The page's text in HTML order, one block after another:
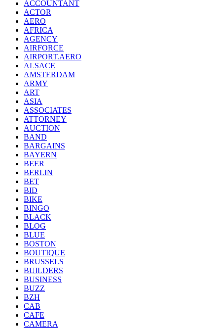
ACCOUNTANT
ACTOR
AERO
AFRICA
AGENCY
AIRFORCE
AIRPORT.AERO
ALSACE
AMSTERDAM
ARMY
ART
ASIA
ASSOCIATES
ATTORNEY
AUCTION
BAND
BARGAINS
BAYERN
BEER
BERLIN
BET
BID
BIKE
BINGO
BLACK
BLOG
BLUE
BOSTON
BOUTIQUE
BRUSSELS
BUILDERS
BUSINESS
BUZZ
BZH
CAB
CAFE
CAMERA